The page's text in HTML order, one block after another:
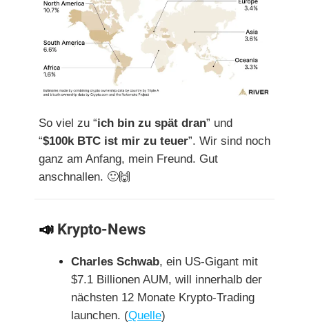
So viel zu “ich bin zu spät dran” und
“$100k BTC ist mir zu teuer”. Wir sind noch
ganz am Anfang, mein Freund. Gut
anschnallen. 🙂🙌
📣 Krypto-News
Charles Schwab, ein US-Gigant mit
$7.1 Billionen AUM, will innerhalb der
nächsten 12 Monate Krypto-Trading
launchen. (Quelle)